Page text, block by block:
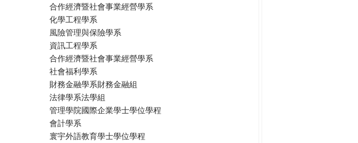
合作經濟暨社會事業經營學系
化學工程學系
風險管理與保險學系
資訊工程學系
合作經濟暨社會事業經營學系
社會福利學系
財務金融學系財務金融組
法律學系法學組
管理學院國際企業學士學位學程
會計學系
寰宇外語教育學士學位學程